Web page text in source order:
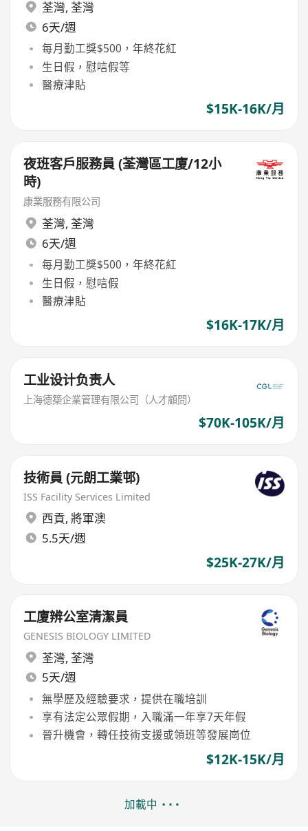
荃灣, 荃灣
6天/週
每月勤工獎$500，年終花紅
生日假，慰唁假等
醫療津貼
$15K-16K/月
夜班客戶服務員 (荃灣區工廈/12小
時)
康業服務有限公司
荃灣, 荃灣
6天/週
每月勤工獎$500，年終花紅
生日假，慰唁假
醫療津貼
$16K-17K/月
工业设计负责人
上海德築企業管理有限公司（人才顧問）
$70K-105K/月
技術員 (元朗工業邨)
ISS Facility Services Limited
西貢, 將軍澳
5.5天/週
$25K-27K/月
工廈辨公室清潔員
GENESIS BIOLOGY LIMITED
荃灣, 荃灣
5天/週
無學歷及經驗要求，提供在職培訓
享有法定公眾假期，入職滿一年享7天年假
晉升機會，轉任技術支援或領班等發展崗位
$12K-15K/月
加載中